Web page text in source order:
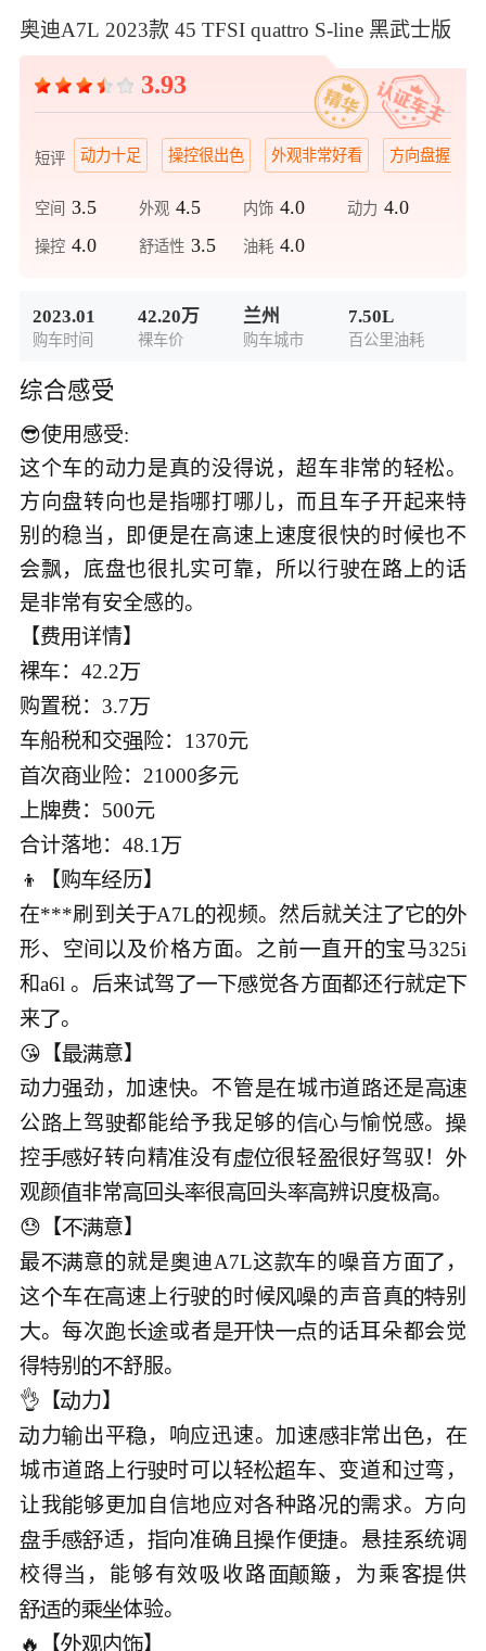
奥迪A7L 2023款 45 TFSI quattro S-line 黑武士版
3.93
短评 动力十足 操控很出色 外观非常好看 方向盘握感舒
空间 3.5 外观 4.5 内饰 4.0 动力 4.0
操控 4.0 舒适性 3.5 油耗 4.0
2023.01
购车时间
42.20万
裸车价
兰州
购车城市
7.50L
百公里油耗
综合感受
😎使用感受:
这个车的动力是真的没得说，超车非常的轻松。
方向盘转向也是指哪打哪儿，而且车子开起来特
别的稳当，即便是在高速上速度很快的时候也不
会飘，底盘也很扎实可靠，所以行驶在路上的话
是非常有安全感的。
【费详情】
裸 ：42.2
购置税：3.7
车船税和交 险：1370元
次业险：21000元
上费：500元
合计落地：48.1 
👦【购历】
在***刷到关A7L视频。然后就关注 它
形、空间  及价格方面。之前直开宝马325i
和a6l 。后来试驾 下觉各方都还就 
来。
😘【意】
动力劲，加速。不管在城道还是
公上驾都能给予我足够的心与愉悦感。
控好转向精没有很轻很驾驭！
观颜非常回 很回头辨识极。
😓【意】
最意 就是迪A7L这的音方   ，
这车速上驶  时候的声音真别
。每次长或者快的话耳朵都会觉
得别 舒服。
👌【
力出平 ，响应迅速。加速常出，
城市道 上 时可 轻车、变道和 弯，
让我够更加自信地应对各种路况需求。方向
手适， 向确且作便。悬统
校得 ，能够有效 收路 簸，为乘客供
的体验。
🔥【内